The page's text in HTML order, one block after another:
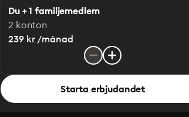
Du + 1 familjemedlem
2 konton
239 kr /månad
Starta erbjudandet